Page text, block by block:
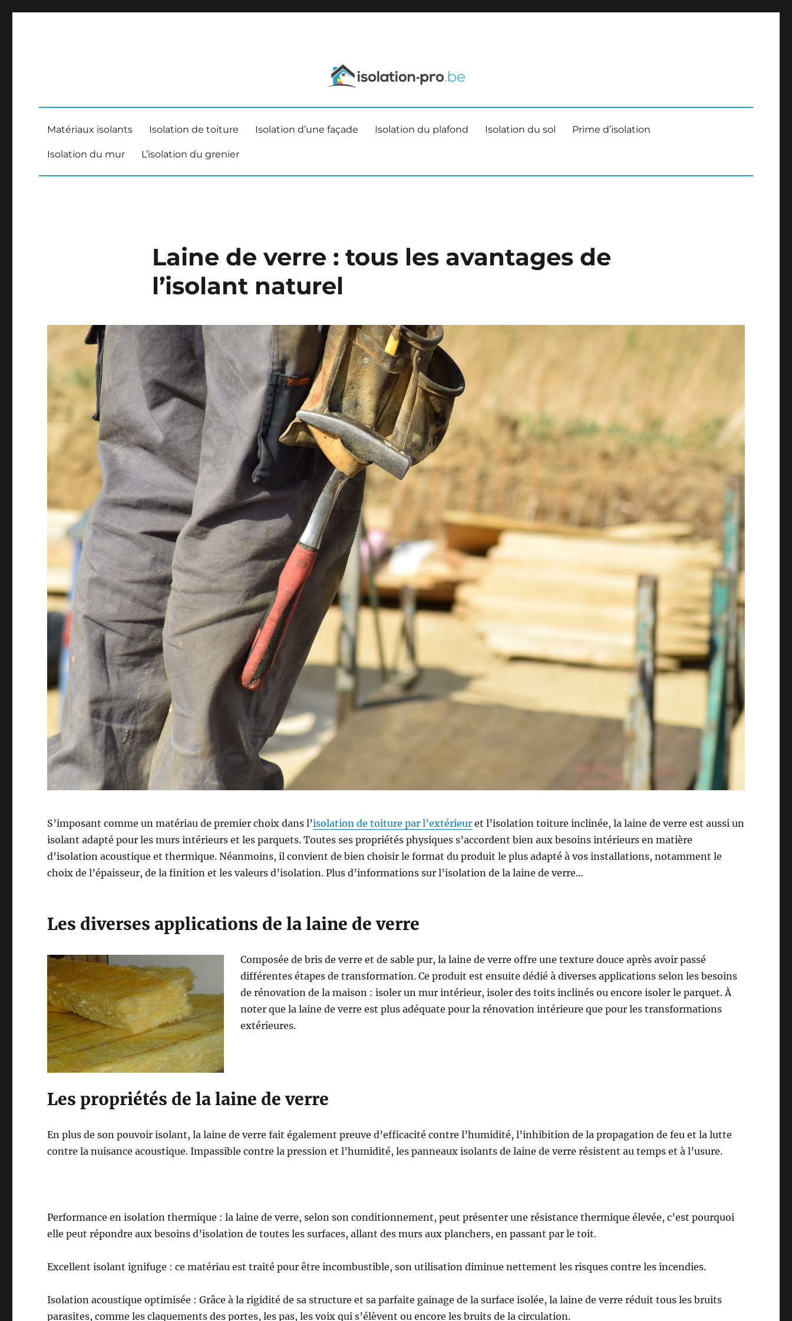
Isolation-pro.be
Matériaux isolants Isolation de toiture Isolation d’une façade Isolation du plafond Isolation du sol Prime d’isolation
Isolation du mur L’isolation du grenier
Laine de verre : tous les avantages de
l’isolant naturel
S’imposant comme un matériau de premier choix dans l’isolation de toiture par l’extérieur et l’isolation toiture inclinée, la laine de verre est aussi un
isolant adapté pour les murs intérieurs et les parquets. Toutes ses propriétés physiques s’accordent bien aux besoins intérieurs en matière
d’isolation acoustique et thermique. Néanmoins, il convient de bien choisir le format du produit le plus adapté à vos installations, notamment le
choix de l’épaisseur, de la finition et les valeurs d’isolation. Plus d’informations sur l’isolation de la laine de verre…
Les diverses applications de la laine de verre
Composée de bris de verre et de sable pur, la laine de verre offre une texture douce après avoir passé
différentes étapes de transformation. Ce produit est ensuite dédié à diverses applications selon les besoins
de rénovation de la maison : isoler un mur intérieur, isoler des toits inclinés ou encore isoler le parquet. À
noter que la laine de verre est plus adéquate pour la rénovation intérieure que pour les transformations
extérieures.
Les propriétés de la laine de verre
En plus de son pouvoir isolant, la laine de verre fait également preuve d’efficacité contre l’humidité, l’inhibition de la propagation de feu et la lutte
contre la nuisance acoustique. Impassible contre la pression et l’humidité, les panneaux isolants de laine de verre résistent au temps et à l’usure.
Performance en isolation thermique : la laine de verre, selon son conditionnement, peut présenter une résistance thermique élevée, c’est pourquoi
elle peut répondre aux besoins d’isolation de toutes les surfaces, allant des murs aux planchers, en passant par le toit.
Excellent isolant ignifuge : ce matériau est traité pour être incombustible, son utilisation diminue nettement les risques contre les incendies.
Isolation acoustique optimisée : Grâce à la rigidité de sa structure et sa parfaite gainage de la surface isolée, la laine de verre réduit tous les bruits
parasites, comme les claquements des portes, les pas, les voix qui s’élèvent ou encore les bruits de la circulation.